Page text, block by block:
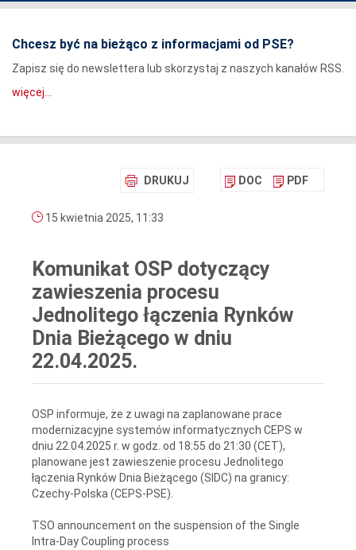
Chcesz być na bieżąco z informacjami od PSE?
Zapisz się do newslettera lub skorzystaj z naszych kanałów RSS.
więcej...
DRUKUJ DOC PDF
15 kwietnia 2025, 11:33
Komunikat OSP dotyczący
zawieszenia procesu
Jednolitego łączenia Rynków
Dnia Bieżącego w dniu
22.04.2025.
OSP informuje, że z uwagi na zaplanowane prace
modernizacyjne systemów informatycznych CEPS w
dniu 22.04.2025 r. w godz. od 18:55 do 21:30 (CET),
planowane jest zawieszenie procesu Jednolitego
łączenia Rynków Dnia Bieżącego (SIDC) na granicy:
Czechy-Polska (CEPS-PSE).
TSO announcement on the suspension of the Single
Intra-Day Coupling process